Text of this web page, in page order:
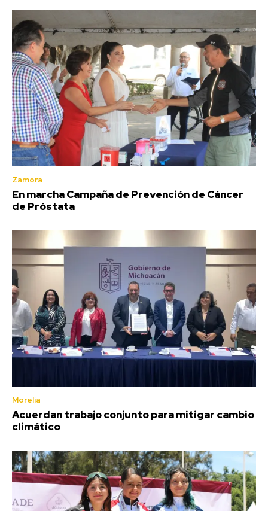
Zamora
En marcha Campaña de Prevención de Cáncer
de Próstata
Morelia
Acuerdan trabajo conjunto para mitigar cambio
climático